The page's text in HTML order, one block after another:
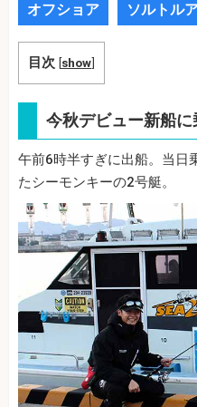
オフショア ソルトル
目次 [show]
今秋デビュー新船に
午前6時半すぎに出船。当日
たシーモンキーの2号艇。